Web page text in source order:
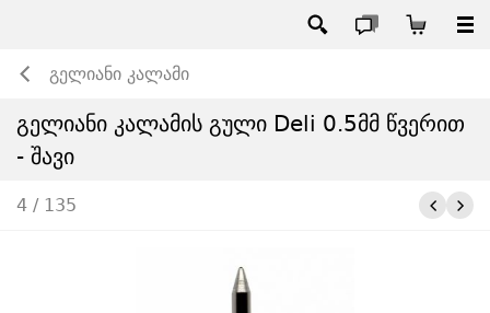
გელიანი კალამი
გელიანი კალამის გული Deli 0.5მმ წვერით
- შავი
4 / 135